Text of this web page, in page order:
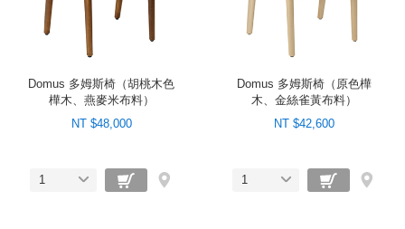
Domus 多姆斯椅（胡桃木色
樺木、燕麥米布料）
NT $48,000
1
Domus 多姆斯椅（原色樺
木、金絲雀黃布料）
NT $42,600
1